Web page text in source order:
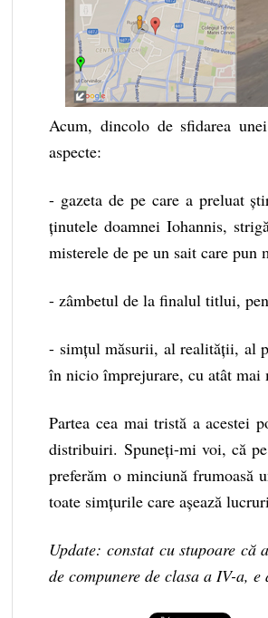
Acum, dincolo de sfidarea
aspecte:
- gazeta de pe care a preluat
ținutele doamnei Iohannis,
misterele de pe un sait care pun
- zâmbetul de la finalul titlui,
- simțul măsurii, al realității, al
în nicio împrejurare, cu atât
Partea cea mai tristă a acestei
distribuiri. Spuneți-mi voi, că
preferăm o minciună frumoasă
toate simțurile care așează
Update: constat cu stupoare că
de compunere de clasa a IV-a,